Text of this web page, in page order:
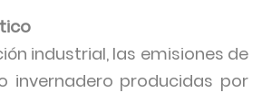
industrial, las emisiones de
invernadero producidas por